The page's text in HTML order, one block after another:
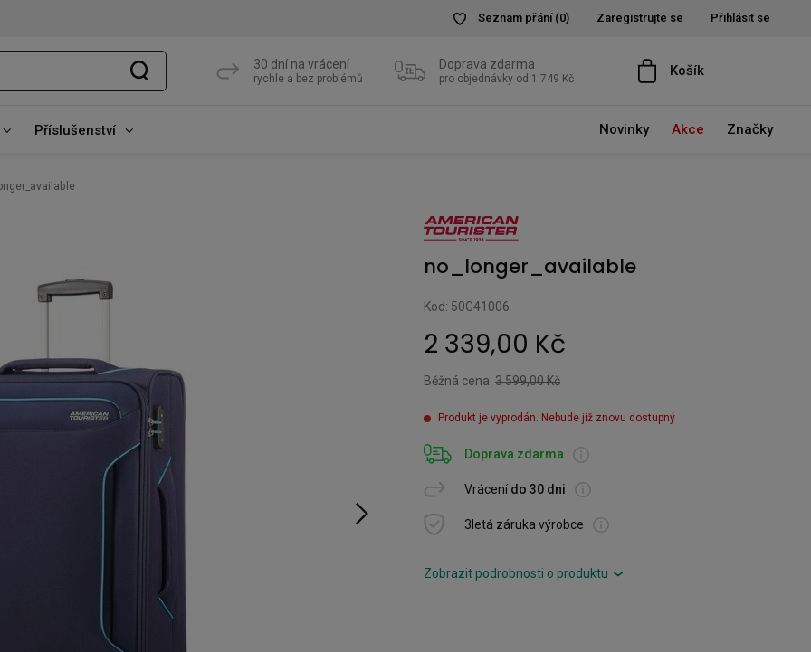
Seznam přání (0) Zaregistrujte se Přihlásit se
30 dní na vrácení
rychle a bez problémů
Doprava zdarma
pro objednávky od 1 749 Kč Košík
Příslušenství Novinky Akce Značky
no_longer_available
Kod: 50G41006
2 339,00 Kč
Běžná cena: 3 599,00 Kč
Produkt je vyprodán. Nebude již znovu dostupný
Doprava zdarma
Vrácení do 30 dni
3letá záruka výrobce
Zobrazit podrobnosti o produktu ›